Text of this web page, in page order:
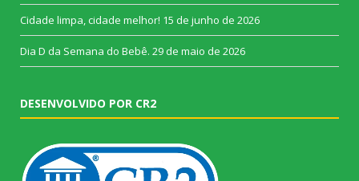
Cidade limpa, cidade melhor! 15 de junho de 2026
Dia D da Semana do Bebê. 29 de maio de 2026
DESENVOLVIDO POR CR2